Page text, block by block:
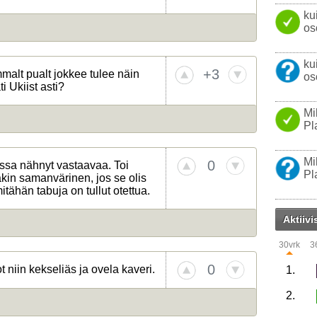
pualt jokkee tulee näin
Ukiist asti?
+3
nähnyt vastaavaa. Toi
samanvärinen, jos se olis
tabuja on tullut otettua.
0
niin kekseliäs ja ovela kaveri. 0
30vrk
1.
2.